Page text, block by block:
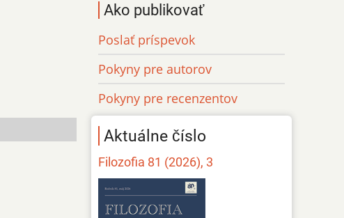
Ako publikovať
Poslať príspevok
Pokyny pre autorov
Pokyny pre recenzentov
Aktuálne číslo
Filozofia 81 (2026), 3